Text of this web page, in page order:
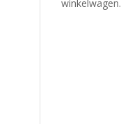
winkelwagen.